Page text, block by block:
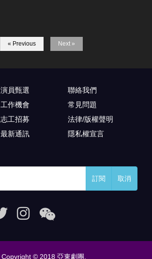
« Previous Next »
演員甄選
工作機會
志工招募
最新通訊
聯絡我們
常見問題
法律/版權聲明
隱私權宣言
訂閱 取消
Copyright © 2018 亞東劇團.